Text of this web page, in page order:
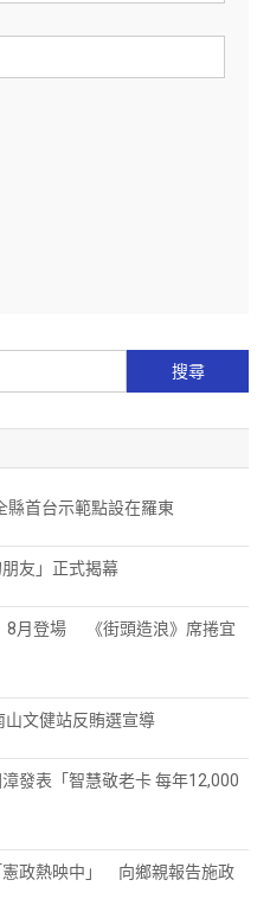
縣首台示範點設在羅東
友」正式揭幕
8月登場 《街頭造浪》席捲宜
文健站反賄選宣導
發表「智慧敬老卡 每年12,000
憲政熱映中」 向鄉親報告施政